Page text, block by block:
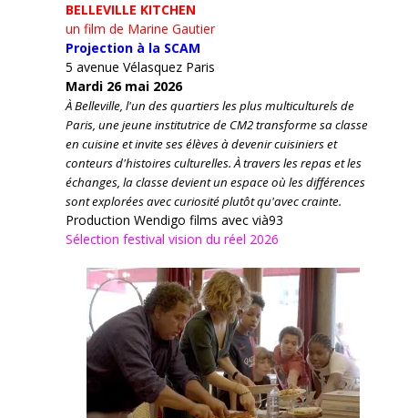
BELLEVILLE KITCHEN
un film de Marine Gautier
Projection à la SCAM
5 avenue Vélasquez Paris
Mardi 26 mai 2026
À Belleville, l'un des quartiers les plus multiculturels de
Paris, une jeune institutrice de CM2 transforme sa classe
en cuisine et invite ses élèves à devenir cuisiniers et
conteurs d'histoires culturelles.À travers les repas et les
échanges, la classe devient un espace où les différences
sont explorées avec curiosité plutôt qu'avec crainte.
Production Wendigo films avec vià93
Sélection festival vision du réel 2026